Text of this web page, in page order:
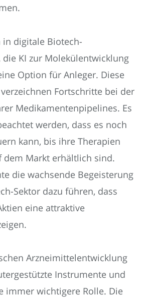
digitale Biotech-
KI zur Molekülentwicklung
Option für Anleger. Diese
Fortschritte bei der
Medikamentenpipelines. Es
werden, dass es noch
kann, bis ihre Therapien
dem Markt erhältlich sind.
die wachsende Begeisterung
Sektor dazu führen, dass
eine attraktive
Arzneimittelentwicklung
Instrumente und
immer wichtigere Rolle. Die